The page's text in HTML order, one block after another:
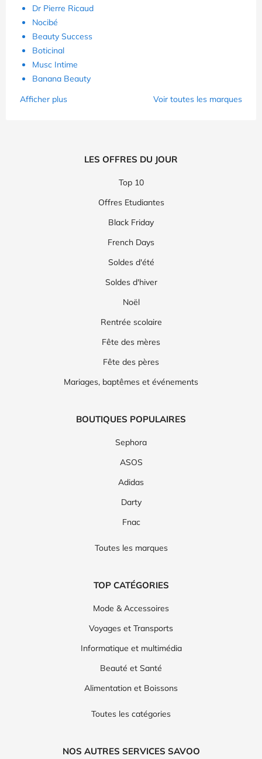
Dr Pierre Ricaud
Nocibé
Beauty Success
Boticinal
Musc Intime
Banana Beauty
Afficher plus
Voir toutes les marques
LES OFFRES DU JOUR
Top 10
Offres Etudiantes
Black Friday
French Days
Soldes d'été
Soldes d'hiver
Noël
Rentrée scolaire
Fête des mères
Fête des pères
Mariages, baptêmes et événements
BOUTIQUES POPULAIRES
Sephora
ASOS
Adidas
Darty
Fnac
Toutes les marques
TOP CATÉGORIES
Mode & Accessoires
Voyages et Transports
Informatique et multimédia
Beauté et Santé
Alimentation et Boissons
Toutes les catégories
NOS AUTRES SERVICES SAVOO